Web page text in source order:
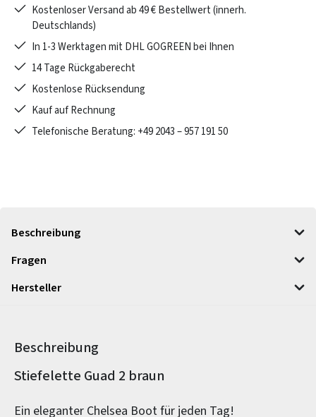
Kostenloser Versand ab 49 € Bestellwert (innerh.
Deutschlands)
In 1-3 Werktagen mit DHL GOGREEN bei Ihnen
14 Tage Rückgaberecht
Kostenlose Rücksendung
Kauf auf Rechnung
Telefonische Beratung: +49 2043 – 957 191 50
Beschreibung
Fragen
Hersteller
Beschreibung
Produktinformationen
Stiefelette Guad 2 braun
Ein eleganter Chelsea Boot für jeden Tag!